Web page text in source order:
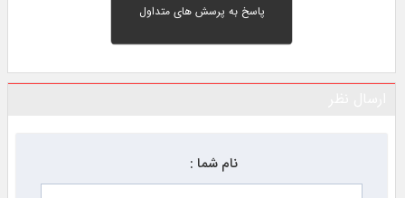
پاسخ به پرسش های متداول
نام شما :